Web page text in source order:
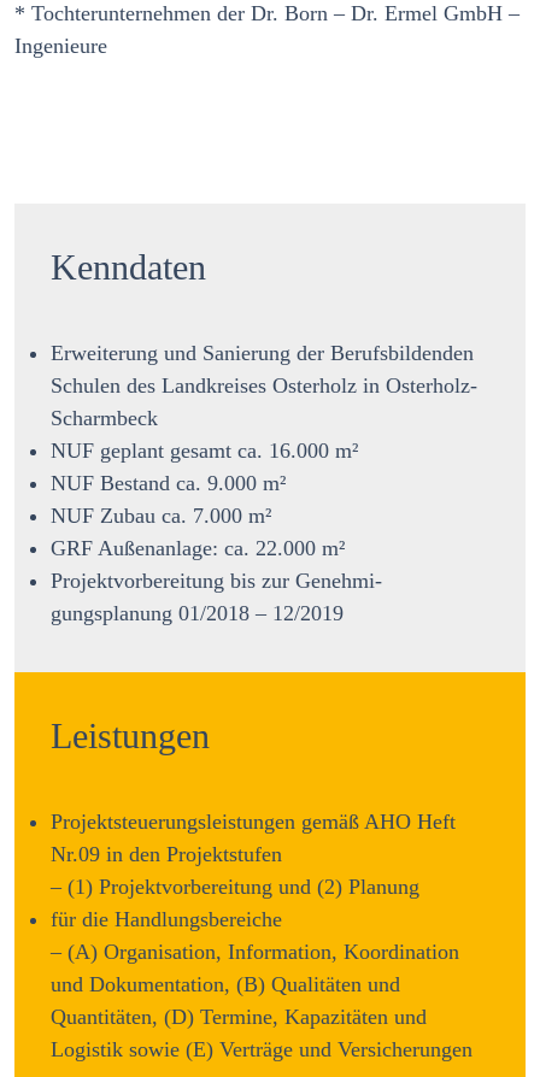
* Tochterunternehmen der Dr. Born – Dr. Ermel GmbH –
Ingenieure
Kenndaten
Erweiterung und Sanierung der Berufsbildenden
Schulen des Landkreises Osterholz in Osterholz-
Scharmbeck
NUF geplant gesamt ca. 16.000 m²
NUF Bestand ca. 9.000 m²
NUF Zubau ca. 7.000 m²
GRF Außenanlage: ca. 22.000 m²
Projektvorbereitung bis zur Genehmi-
gungsplanung 01/2018 – 12/2019
Leistungen
Projektsteuerungsleistungen gemäß AHO Heft
Nr.09 in den Projektstufen
– (1) Projektvorbereitung und (2) Planung
für die Handlungsbereiche
– (A) Organisation, Information, Koordination
und Dokumentation, (B) Qualitäten und
Quantitäten, (D) Termine, Kapazitäten und
Logistik sowie (E) Verträge und Versicherungen